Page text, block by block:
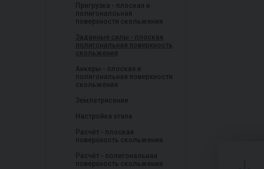
Пригрузка - плоская и
полигоналоьная
поверхности скольжения
Заданные силы - плоская
полигональная поверхность
скольжения
Анкеры - плоская и
полигональная поверхности
скольжения
Землетрясение
Настройка этапа
Расчёт - плоская
поверхность скольжения
Расчёт - полигональная
поверхность скольжения